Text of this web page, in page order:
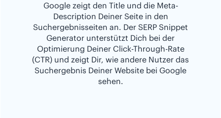
Google zeigt den Title und die Meta-
Description Deiner Seite in den
Suchergebnisseiten an. Der SERP Snippet
Generator unterstützt Dich bei der
Optimierung Deiner Click-Through-Rate
(CTR) und zeigt Dir, wie andere Nutzer das
Suchergebnis Deiner Website bei Google
sehen.